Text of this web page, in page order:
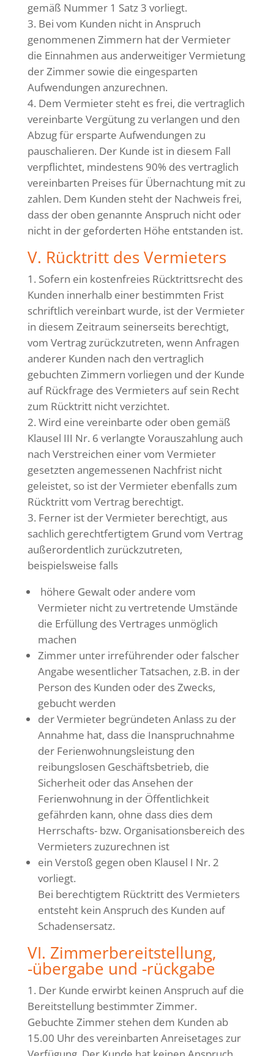
gemäß Nummer 1 Satz 3 vorliegt.
Bei vom Kunden nicht in Anspruch
genommenen Zimmern hat der Vermieter
die Einnahmen aus anderweitiger Vermietung
der Zimmer sowie die eingesparten
Aufwendungen anzurechnen.
Dem Vermieter steht es frei, die vertraglich
vereinbarte Vergütung zu verlangen und den
Abzug für ersparte Aufwendungen zu
pauschalieren. Der Kunde ist in diesem Fall
verpflichtet, mindestens 90% des vertraglich
vereinbarten Preises für Übernachtung mit zu
zahlen. Dem Kunden steht der Nachweis frei,
dass der oben genannte Anspruch nicht oder
nicht in der geforderten Höhe entstanden ist.
V. Rücktritt des Vermieters
Sofern ein kostenfreies Rücktrittsrecht des
Kunden innerhalb einer bestimmten Frist
schriftlich vereinbart wurde, ist der Vermieter
in diesem Zeitraum seinerseits berechtigt,
vom Vertrag zurückzutreten, wenn Anfragen
anderer Kunden nach den vertraglich
gebuchten Zimmern vorliegen und der Kunde
auf Rückfrage des Vermieters auf sein Recht
zum Rücktritt nicht verzichtet.
Wird eine vereinbarte oder oben gemäß
Klausel III Nr. 6 verlangte Vorauszahlung auch
nach Verstreichen einer vom Vermieter
gesetzten angemessenen Nachfrist nicht
geleistet, so ist der Vermieter ebenfalls zum
Rücktritt vom Vertrag berechtigt.
Ferner ist der Vermieter berechtigt, aus
sachlich gerechtfertigtem Grund vom Vertrag
außerordentlich zurückzutreten,
beispielsweise falls
höhere Gewalt oder andere vom
Vermieter nicht zu vertretende Umstände
die Erfüllung des Vertrages unmöglich
machen
Zimmer unter irreführender oder falscher
Angabe wesentlicher Tatsachen, z.B. in der
Person des Kunden oder des Zwecks,
gebucht werden
der Vermieter begründeten Anlass zu der
Annahme hat, dass die Inanspruchnahme
der Ferienwohnungsleistung den
reibungslosen Geschäftsbetrieb, die
Sicherheit oder das Ansehen der
Ferienwohnung in der Öffentlichkeit
gefährden kann, ohne dass dies dem
Herrschafts- bzw. Organisationsbereich des
Vermieters zuzurechnen ist
ein Verstoß gegen oben Klausel I Nr. 2
vorliegt.
Bei berechtigtem Rücktritt des Vermieters
entsteht kein Anspruch des Kunden auf
Schadensersatz.
VI. Zimmerbereitstellung,
-übergabe und -rückgabe
Der Kunde erwirbt keinen Anspruch auf die
Bereitstellung bestimmter Zimmer.
Gebuchte Zimmer stehen dem Kunden ab
15.00 Uhr des vereinbarten Anreisetages zur